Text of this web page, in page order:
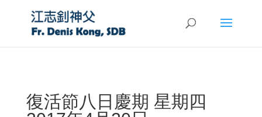
復活節八日慶期 星期四